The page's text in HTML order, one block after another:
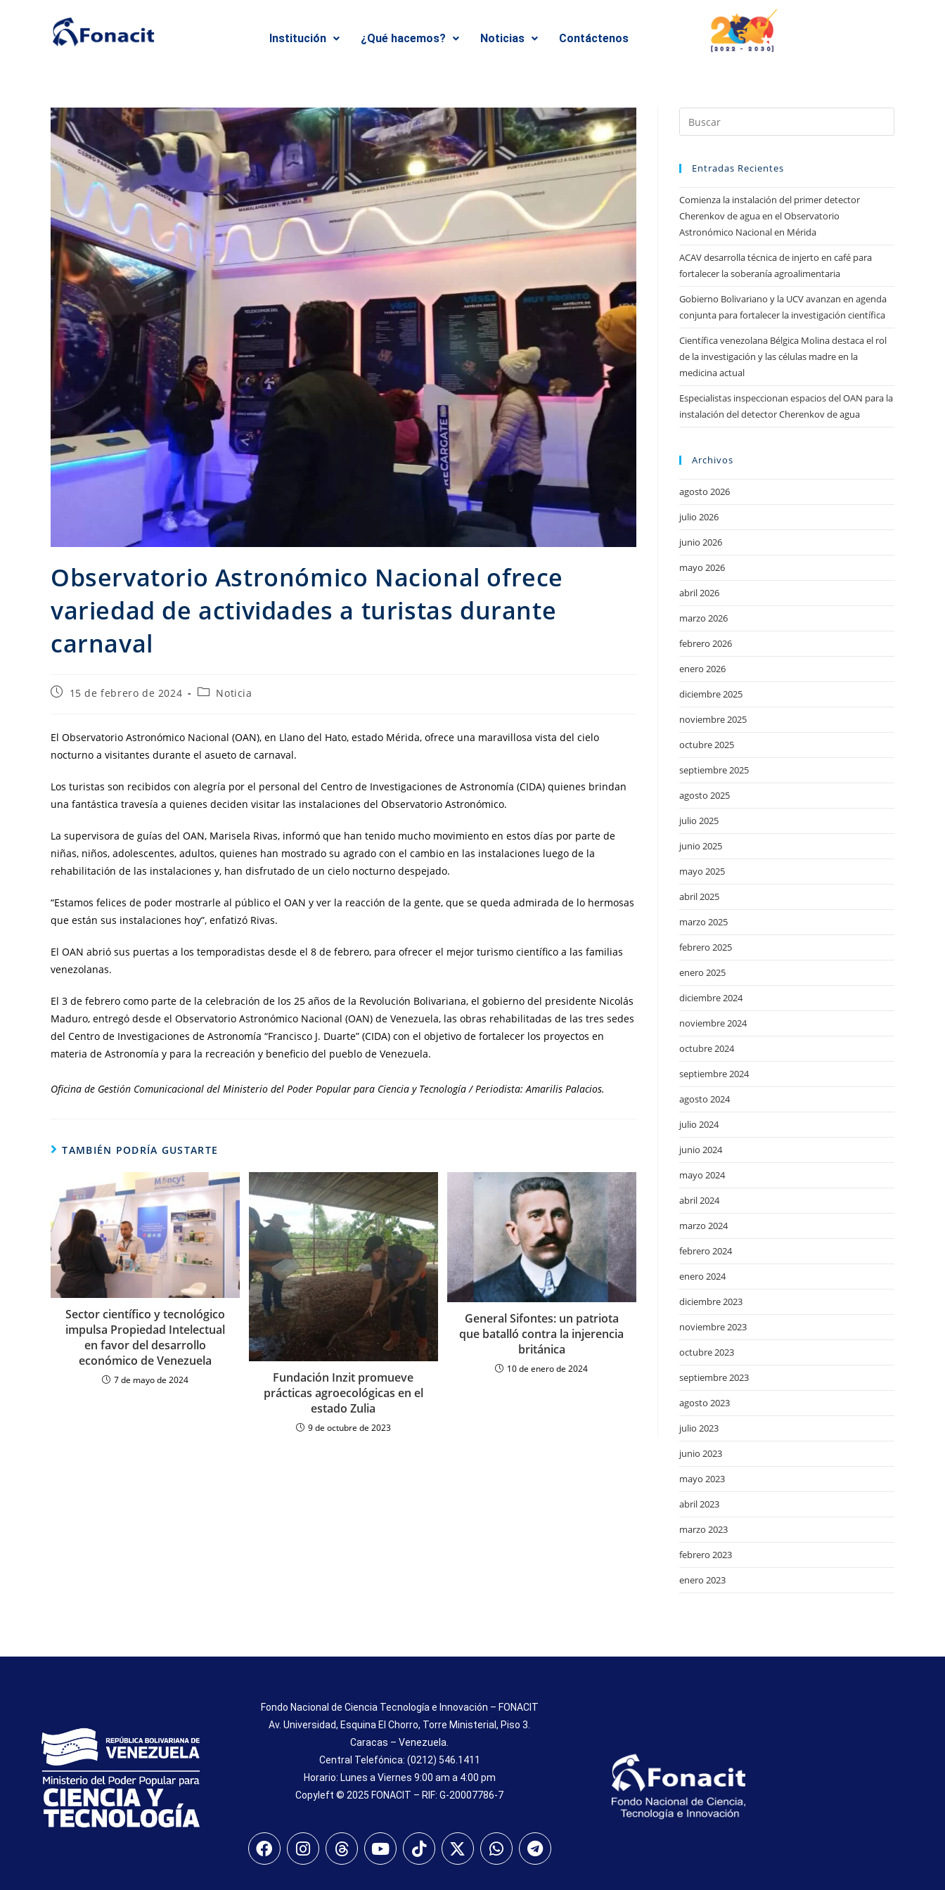
Institución ¿Qué hacemos? Noticias Contáctenos
Observatorio Astronómico Nacional ofrece
variedad de actividades a turistas durante
carnaval
15 de febrero de 2024 Noticia
El Observatorio Astronómico Nacional (OAN), en Llano del Hato, estado Mérida, ofrece una maravillosa vista del cielo
nocturno a visitantes durante el asueto de carnaval.
Los turistas son recibidos con alegría por el personal del Centro de Investigaciones de Astronomía (CIDA) quienes brindan
una fantástica travesía a quienes deciden visitar las instalaciones del Observatorio Astronómico.
La supervisora de guías del OAN, Marisela Rivas, informó que han tenido mucho movimiento en estos días por parte de
niñas, niños, adolescentes, adultos, quienes han mostrado su agrado con el cambio en las instalaciones luego de la
rehabilitación de las instalaciones y, han disfrutado de un cielo nocturno despejado.
“Estamos felices de poder mostrarle al público el OAN y ver la reacción de la gente, que se queda admirada de lo hermosas
que están sus instalaciones hoy”, enfatizó Rivas.
El OAN abrió sus puertas a los temporadistas desde el 8 de febrero, para ofrecer el mejor turismo científico a las familias
venezolanas.
El 3 de febrero como parte de la celebración de los 25 años de la Revolución Bolivariana, el gobierno del presidente Nicolás
Maduro, entregó desde el Observatorio Astronómico Nacional (OAN) de Venezuela, las obras rehabilitadas de las tres sedes
del Centro de Investigaciones de Astronomía “Francisco J. Duarte” (CIDA) con el objetivo de fortalecer los proyectos en
materia de Astronomía y para la recreación y beneficio del pueblo de Venezuela.
Oficina de Gestión Comunicacional del Ministerio del Poder Popular para Ciencia y Tecnología / Periodista: Amarilis Palacios.
TAMBIÉN PODRÍA GUSTARTE
Sector científico y tecnológico
impulsa Propiedad Intelectual
en favor del desarrollo
económico de Venezuela
7 de mayo de 2024
Fundación Inzit promueve
prácticas agroecológicas en el
estado Zulia
9 de octubre de 2023
General Sifontes: un patriota
que batalló contra la injerencia
británica
10 de enero de 2024
Entradas Recientes
Comienza la instalación del primer detector
Cherenkov de agua en el Observatorio
Astronómico Nacional en Mérida
ACAV desarrolla técnica de injerto en café para
fortalecer la soberanía agroalimentaria
Gobierno Bolivariano y la UCV avanzan en agenda
conjunta para fortalecer la investigación científica
Científica venezolana Bélgica Molina destaca el rol
de la investigación y las células madre en la
medicina actual
Especialistas inspeccionan espacios del OAN para la
instalación del detector Cherenkov de agua
Archivos
agosto 2026
julio 2026
junio 2026
mayo 2026
abril 2026
marzo 2026
febrero 2026
enero 2026
diciembre 2025
noviembre 2025
octubre 2025
septiembre 2025
agosto 2025
julio 2025
junio 2025
mayo 2025
abril 2025
marzo 2025
febrero 2025
enero 2025
diciembre 2024
noviembre 2024
octubre 2024
septiembre 2024
agosto 2024
julio 2024
junio 2024
mayo 2024
abril 2024
marzo 2024
febrero 2024
enero 2024
diciembre 2023
noviembre 2023
octubre 2023
septiembre 2023
agosto 2023
julio 2023
junio 2023
mayo 2023
abril 2023
marzo 2023
febrero 2023
enero 2023
Fondo Nacional de Ciencia Tecnología e Innovación – FONACIT
Av. Universidad, Esquina El Chorro, Torre Ministerial, Piso 3.
Caracas – Venezuela.
Central Telefónica: (0212) 546.1411
Horario: Lunes a Viernes 9:00 am a 4:00 pm
Copyleft © 2025 FONACIT – RIF: G-20007786-7